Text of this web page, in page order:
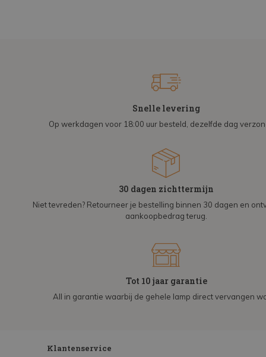
Snelle levering
Op werkdagen voor 18:00 uur besteld, dezelfde dag
30 dagen zichttermijn
Niet tevreden? Retourneer je bestelling binnen 30 dagen en
aankoopbedrag terug.
Tot 10 jaar garantie
All in garantie waarbij de gehele lamp direct vervangen
Klantenservice